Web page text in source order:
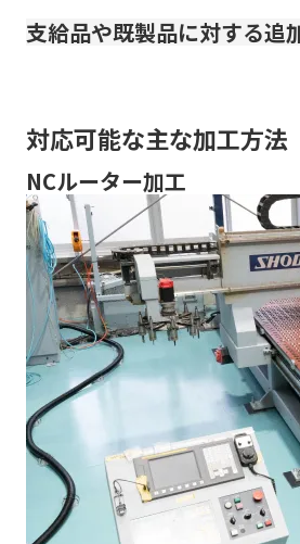
支給品や既製品に対する追
対応可能な主な加工方法
NCルーター加工